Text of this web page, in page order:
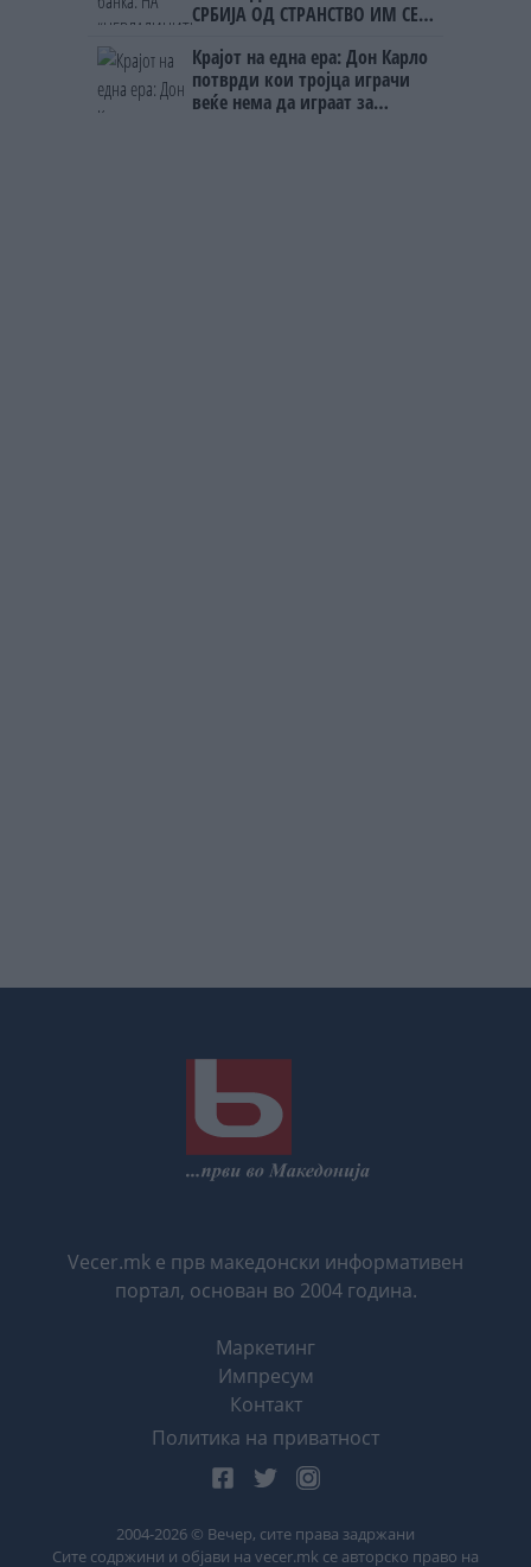
СРБИЈА ОД СТРАНСТВО ИМ СЕ
ЕВРА!!!
Крајот на една ера: Дон Карло
потврди кои тројца играчи
веќе нема да играат за
Vecer.mk е прв македонски информативен
портал, основан во 2004 година.
Маркетинг
Импресум
Контакт
Политика на приватност
2004-2026 © Вечер, сите права задржани
Сите содржини и објави на vecer.mk се авторско право на